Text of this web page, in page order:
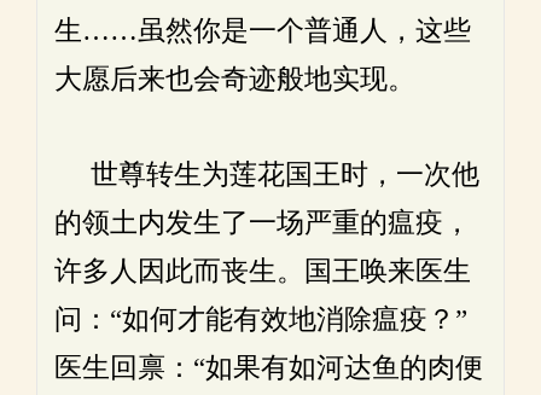
生……虽然你是一个普通人，这些
大愿后来也会奇迹般地实现。
世尊转生为莲花国王时，一次他
的领土内发生了一场严重的瘟疫，
许多人因此而丧生。国王唤来医生
问：“如何才能有效地消除瘟疫？”
医生回禀：“如果有如河达鱼的肉便